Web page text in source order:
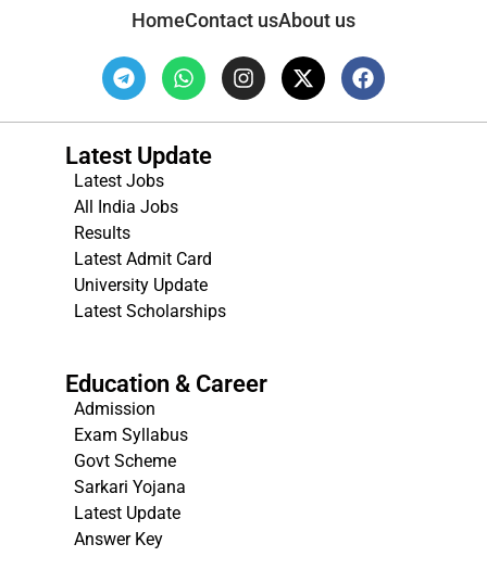
HomeContact usAbout us
Latest Update
Latest Jobs
All India Jobs
Results
Latest Admit Card
University Update
Latest Scholarships
Education & Career
Admission
Exam Syllabus
Govt Scheme
Sarkari Yojana
Latest Update
Answer Key